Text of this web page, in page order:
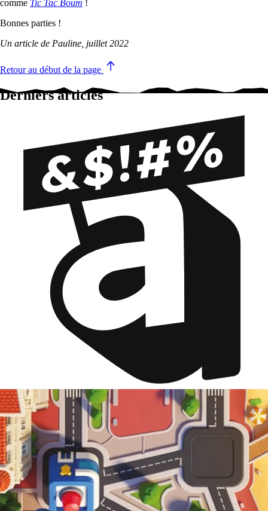
comme Tic Tac Boum !
Bonnes parties !
Un article de Pauline, juillet 2022
Retour au début de la page
Derniers articles